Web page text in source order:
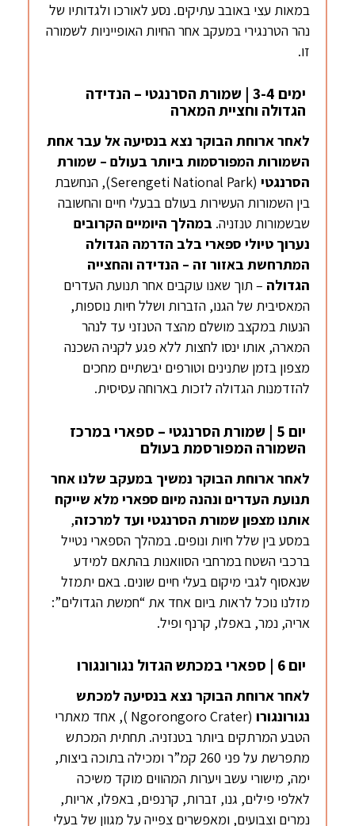
במאות עצי באובב עתיקים. נסע לאורכו ולגדותיו של
נהר הטרנגירי במעקב אחר החיות האופייניות לשמורה
זו.
ימים 3-4 | שמורת הסרנגטי – הנדידה
הגדולה וחציית המארה
לאחר ארוחת הבוקר נצא בנסיעה אל עבר אחת
השמורות המפורסמות ביותר בעולם – שמורת
הסרנגטי
(Serengeti National Park), הנחשבת
בין השמורות העשירות בעולם בבעלי חיים והחשובה
שבשמורות טנזניה. במהלך היומיים הקרובים
נערוך טיולי ספארי בלב הדרמה הגדולה
המתרחשת באזור זה – הנדידה והחצייה
הגדולה – תוך שאנו עוקבים אחר תנועת העדרים
המאסיבית של הגנו, הזברות ושלל חיות נוספות,
הנעות במקצב מושלם מהצד הטנזני עד לנהר
המארה, אותו ינסו לחצות ללא פגע לקניה השכנה
מצפון בזמן שתנינים וטורפים יבשתיים מחכים
להזדמנות הגדולה לזכות בארוחה עסיסית.
יום 5 | שמורת הסרנגטי – ספארי במרכז
השמורה המפורסמת בעולם
לאחר ארוחת הבוקר נמשיך במעקב שלנו אחר
תנועת העדרים ונהנה מיום ספארי מלא שייקח
אותנו מצפון שמורת הסרנגטי ועד למרכזה,
במסע בין שלל חיות ונופים. במהלך הספארי נטייל
ברכבי השטח במרחבי הסוואנות בהתאם למידע
שנאסוף לגבי מיקום בעלי חיים שונים. באם יתמזל
מזלנו נוכל לראות ביום אחד את “חמשת הגדולים”:
אריה, נמר, באפלו, קרנף ופיל.
יום 6 | ספארי במכתש הגדול נגורונגורו
לאחר ארוחת הבוקר נצא בנסיעה למכתש
נגורונגורו
(Ngorongoro Crater ), אחד מאתרי
הטבע המרתקים ביותר בטנזניה. תחתית המכתש
מתפרשת על פני 260 קמ”ר ומכילה בתוכה ביצות,
ימה, מישורי עשב ויערות המהווים מוקד משיכה
לאלפי פילים, גנו, זברות, קרנפים, באפלו, אריות,
נמרים וצבועים, ומאפשרים צפייה על מגוון של בעלי